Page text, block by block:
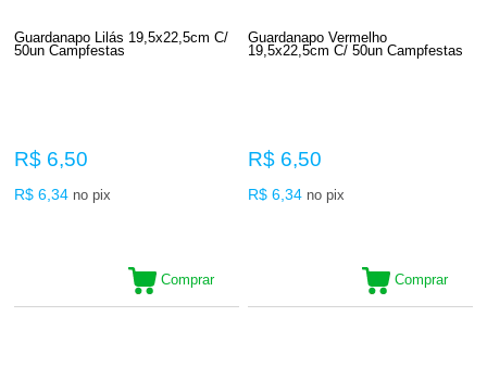
Guardanapo Lilás 19,5x22,5cm C/
50un Campfestas
R$ 6,50
R$ 6,34 no pix
Comprar
Guardanapo Vermelho
19,5x22,5cm C/ 50un Campfestas
R$ 6,50
R$ 6,34 no pix
Comprar